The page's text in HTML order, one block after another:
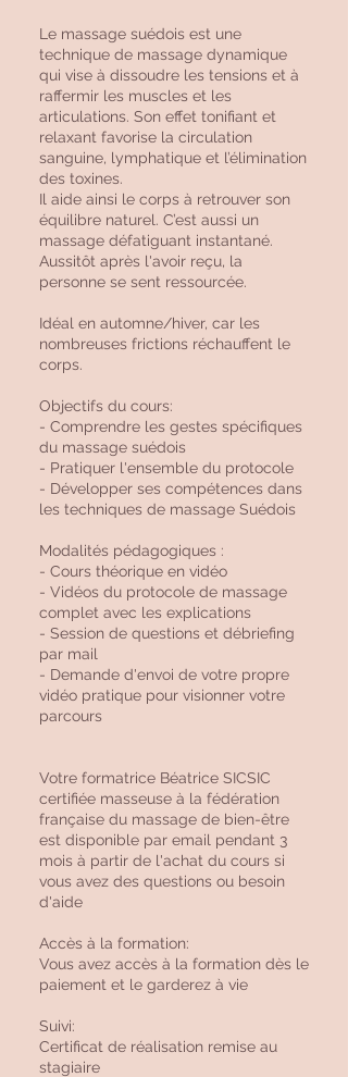
Le massage suédois est une
technique de massage dynamique
qui vise à dissoudre les tensions et à
raffermir les muscles et les
articulations. Son effet tonifiant et
relaxant favorise la circulation
sanguine, lymphatique et l’élimination
des toxines.
Il aide ainsi le corps à retrouver son
équilibre naturel. C’est aussi un
massage défatiguant instantané.
Aussitôt après l'avoir reçu, la
personne se sent ressourcée.
Idéal en automne/hiver, car les
nombreuses frictions réchauffent le
corps.
Objectifs du cours:
- Comprendre les gestes spécifiques
du massage suédois
- Pratiquer l'ensemble du protocole
- Développer ses compétences dans
les techniques de massage Suédois
Modalités pédagogiques :
- Cours théorique en vidéo
- Vidéos du protocole de massage
complet avec les explications
- Session de questions et débriefing
par mail
- Demande d'envoi de votre propre
vidéo pratique pour visionner votre
parcours
Votre formatrice Béatrice SICSIC
certifiée masseuse à la fédération
française du massage de bien-être
est disponible par email pendant 3
mois à partir de l'achat du cours si
vous avez des questions ou besoin
d'aide
Accès à la formation:
Vous avez accès à la formation dès le
paiement et le garderez à vie
Suivi:
Certificat de réalisation remise au
stagiaire